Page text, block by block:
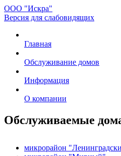
ООО "Искра"
Версия для слабовидящих
Главная
Обслуживание домов
Информация
О компании
Обслуживаемые
микрорайон